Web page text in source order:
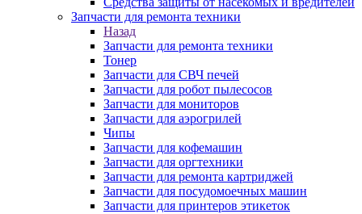
Запчасти для ремонта техники
Назад
Запчасти для ремонта техники
Тонер
Запчасти для СВЧ печей
Запчасти для робот пылесосов
Запчасти для мониторов
Запчасти для аэрогрилей
Чипы
Запчасти для кофемашин
Запчасти для оргтехники
Запчасти для ремонта картриджей
Запчасти для посудомоечных машин
Запчасти для принтеров этикеток